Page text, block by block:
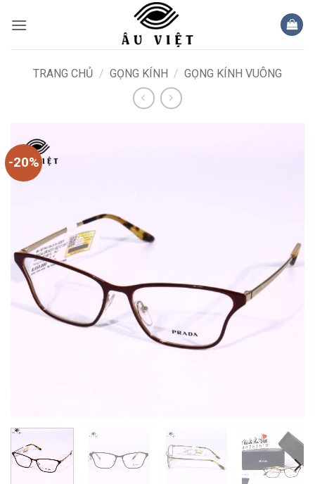
qua
TRANG CHỦ / GỌNG KÍNH / GỌNG KÍNH VUÔNG
-20%